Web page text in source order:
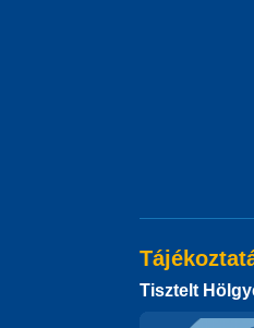
Tisztelt